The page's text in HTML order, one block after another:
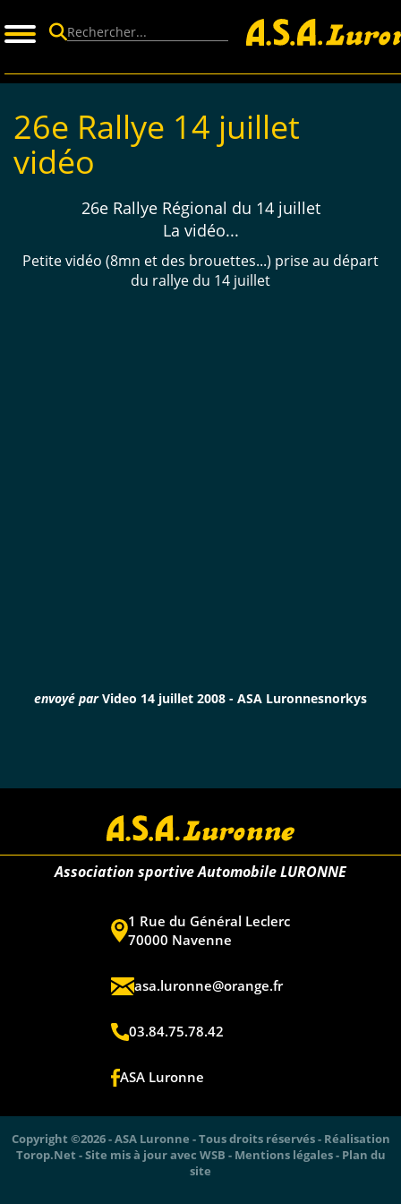
26e Rallye 14 juillet
vidéo
26e Rallye Régional du 14 juillet
La vidéo...
Petite vidéo (8mn et des brouettes...) prise au départ
du rallye du 14 juillet
envoyé parVideo 14 juillet 2008 - ASA Luronnesnorkys
Association sportive Automobile LURONNE
1 Rue du Général Leclerc
70000 Navenne
asa.luronne@orange.fr
03.84.75.78.42
ASA Luronne
Copyright ©2026 - ASA Luronne - Tous droits réservés - Réalisation
Torop.Net - Site mis à jour avec WSB - Mentions légales- Plan du
site